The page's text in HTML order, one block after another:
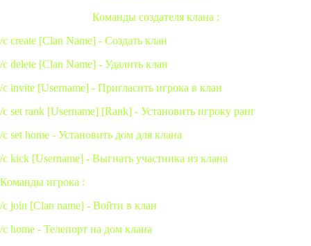
Команды создателя клана :
/c create [Clan Name] - Создать клан
/c delete [Clan Name] - Удалить клан
/c invite [Username] - Пригласить игрока в клан
/c set rank [Username] [Rank] - Установить игроку ранг
/c set home - Установить дом для клана
/c kick [Username] - Выгнать участника из клана
Команды игрока :
/c join [Clan name] - Войти в клан
/c home - Телепорт на дом клана